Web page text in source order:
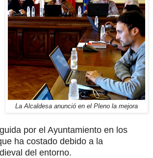
La Alcaldesa anunció en el Pleno la mejora
por el Ayuntamiento en los
ha costado debido a la
del entorno.